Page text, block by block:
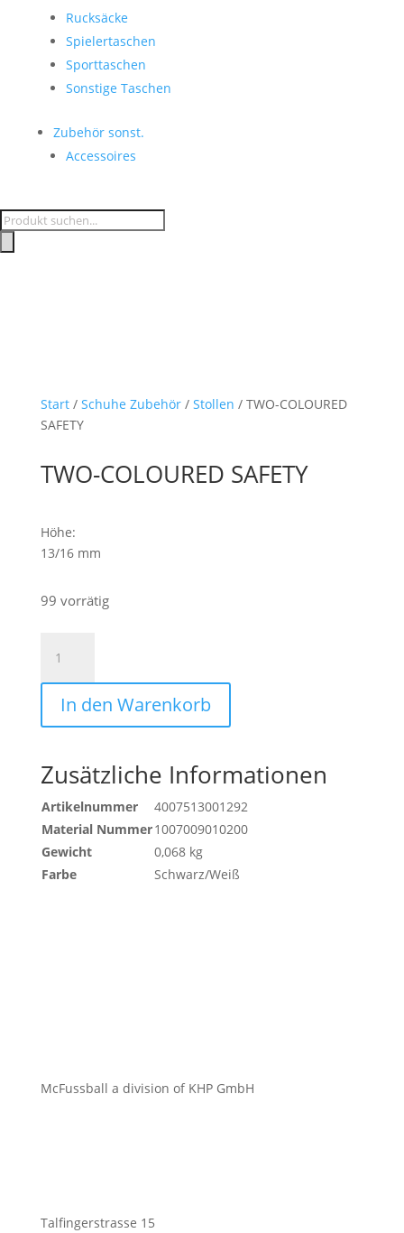
Rucksäcke
Spielertaschen
Sporttaschen
Sonstige Taschen
Zubehör sonst.
Accessoires
Products
Start/ Schuhe Zubehör/ Stollen / TWO-COLOURED
SAFETY
TWO-COLOURED SAFETY
Höhe:
13/16 mm
99 vorrätig
COLOURED
SAFETY
MengeIn den Warenkorb
Zusätzliche Informationen
Artikelnummer
4007513001292
Material Nummer1007009010200
Gewicht
0,068 kg
Farbe
Schwarz/Weiß
McFussball a division of KHP GmbH
Talfingerstrasse 15